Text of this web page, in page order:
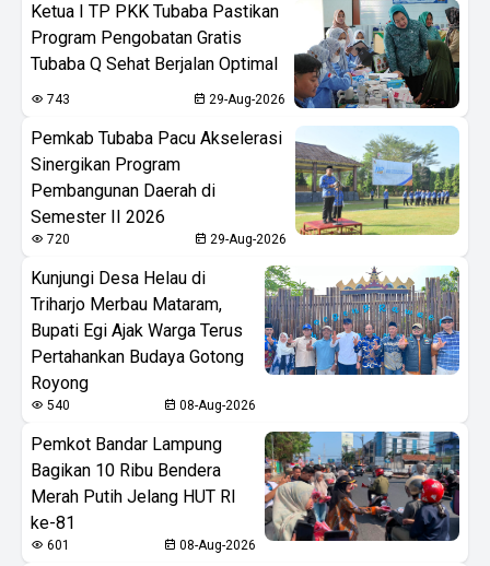
Ketua I TP PKK Tubaba Pastikan
Program Pengobatan Gratis
Tubaba Q Sehat Berjalan Optimal
743 29-Aug-2026
Pemkab Tubaba Pacu Akselerasi
Sinergikan Program
Pembangunan Daerah di
Semester II 2026
720 29-Aug-2026
Kunjungi Desa Helau di
Triharjo Merbau Mataram,
Bupati Egi Ajak Warga Terus
Pertahankan Budaya Gotong
Royong
540 08-Aug-2026
Pemkot Bandar Lampung
Bagikan 10 Ribu Bendera
Merah Putih Jelang HUT RI
ke-81
601 08-Aug-2026